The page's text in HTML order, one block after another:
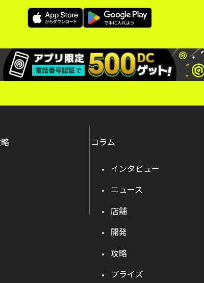
コラム
インタビュー
ニュース
店舗
開発
攻略
プライズ